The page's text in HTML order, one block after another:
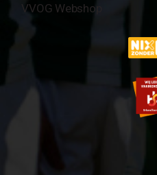
VVOG Webshop